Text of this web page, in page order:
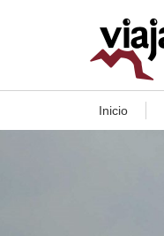
Inicio